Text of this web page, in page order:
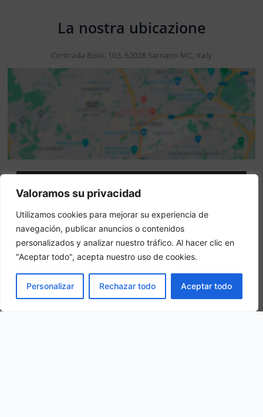
Valoramos su privacidad
Utilizamos cookies para mejorar su experiencia de
navegación, publicar anuncios o contenidos
personalizados y analizar nuestro tráfico. Al hacer clic en
"Aceptar todo", acepta nuestro uso de cookies.
Personalizar Rechazar todo Aceptar todo
La nostra ubicazione
Contrada Bisio, 103, 62028 Sarnano MC, Italy
Attenzione: questo non è un sito ufficiale. Questo sito
contiene informazioni sull hotel e offre un servizio di
prenotazione online.
Siete il proprietario di questo sito web?–
Altri hotel in città
PRENOTA